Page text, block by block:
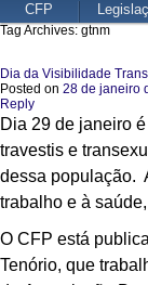
CFP
Tag Archives: gtnm
Dia da Visibilidade
Posted on 28 de janeiro
Reply
Dia 29 de janeiro
travestis e
dessa população.
trabalho e à
O CFP está
Tenório, que